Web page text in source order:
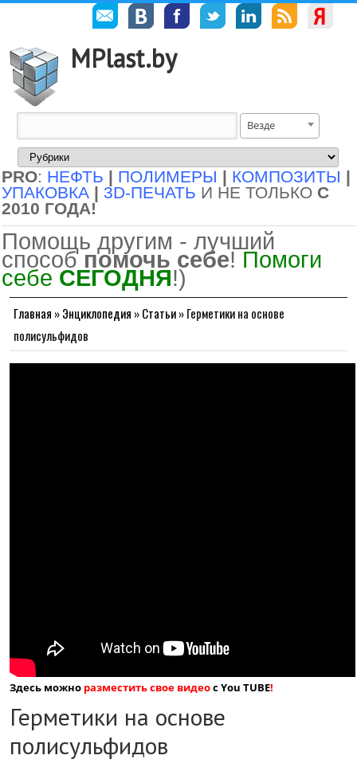
MPlast.by
Везде
PRO: НЕФТЬ | ПОЛИМЕРЫ | КОМПОЗИТЫ |
УПАКОВКА | 3D-ПЕЧАТЬ И НЕ ТОЛЬКО С
2010 ГОДА!
Помощь другим - лучший
способ помочь себе! Помоги
себе СЕГОДНЯ!)
Главная »Энциклопедия »Статьи»Герметики на основе
полисульфидов
Здесь можно разместить свое видеос You TUBE!
Герметики на основе
полисульфидов